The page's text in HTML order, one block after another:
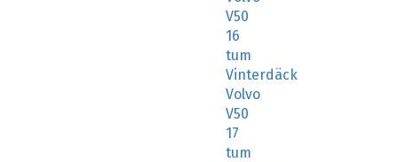
V50
16
tum
Vinterdäck
Volvo
V50
17
tum